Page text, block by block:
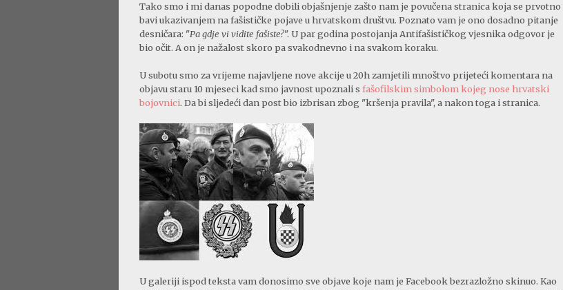
Tako smo i mi danas popodne dobili objašnjenje zašto nam je povučena stranica koja se prvotno
bavi ukazivanjem na fašističke pojave u hrvatskom društvu. Poznato vam je ono dosadno pitanje
desničara: "Pa gdje vi vidite fašiste?". U par godina postojanja Antifašističkog vjesnika odgovor je
bio očit. A on je nažalost skoro pa svakodnevno i na svakom koraku.
U subotu smo za vrijeme najavljene nove akcije u 20h zamjetili mnoštvo prijeteći komentara na
objavu staru 10 mjeseci kad smo javnost upoznali s fašofilskim simbolom kojeg nose hrvatski
bojovnici. Da bi sljedeći dan post bio izbrisan zbog "kršenja pravila", a nakon toga i stranica.
U galeriji ispod teksta vam donosimo sve objave koje nam je Facebook bezrazložno skinuo. Kao